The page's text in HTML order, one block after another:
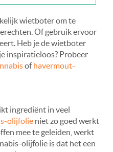
wietboter om te
Of gebruik ervoor
Heb je de wietboter
inspiratieloos? Probeer
ofhavermout-
ingrediënt in veel
olijfolie niet zo goed werkt
mee te geleiden, werkt
olijfolie is dat het een